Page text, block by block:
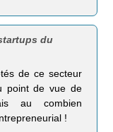
du
de ce secteur
point de vue de
au combien
!